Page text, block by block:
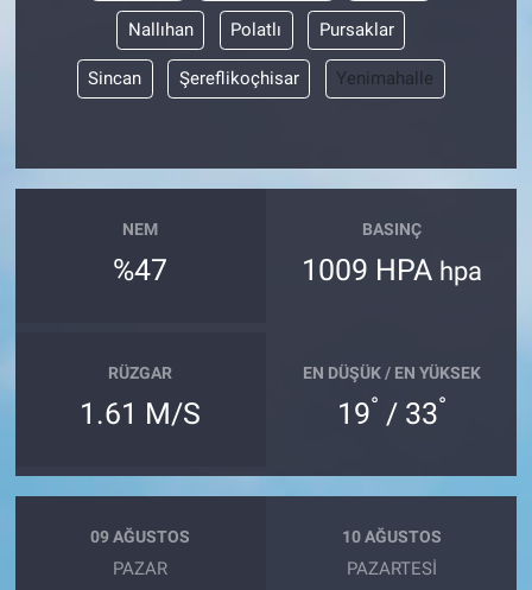
Nallıhan Polatlı Pursaklar
Sincan Şereflikoçhisar Yenimahalle
NEM
%47
BASINÇ
1009 HPA hpa
RÜZGAR
1.61 M/S
EN DÜŞÜK / EN YÜKSEK
19° / 33°
09 AĞUSTOS
PAZAR
10 AĞUSTOS
PAZARTESI